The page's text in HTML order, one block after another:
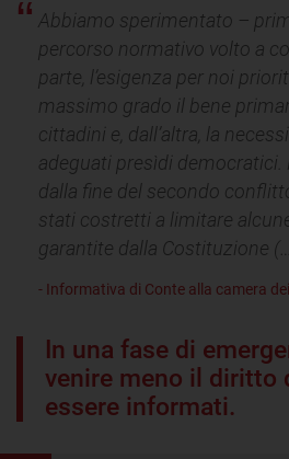
Abbiamo sperimentato –
percorso normativo volto a
parte, l’esigenza per noi
massimo grado il bene
cittadini e, dall’altra, la
adeguati presìdi democratici.
dalla fine del secondo
stati costretti a limitare
garantite dalla Costituzione
- Informativa di Conte alla camera
In una fase di
venire meno il diritto
essere informati.